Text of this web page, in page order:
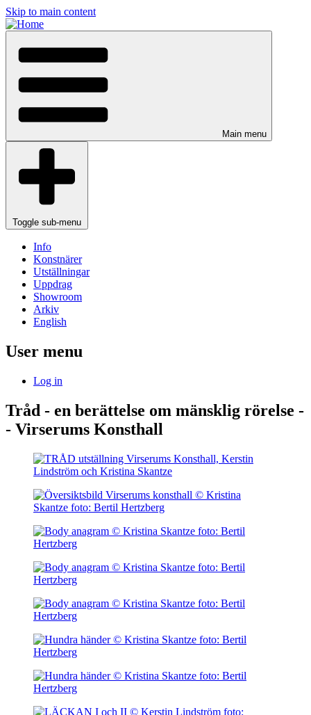
Skip to main content
Main menu
Toggle sub-menu
Info
Konstnärer
Utställningar
Uppdrag
Showroom
Arkiv
English
User menu
Log in
Tråd - en berättelse om mänsklig rörelse -
- Virserums Konsthall